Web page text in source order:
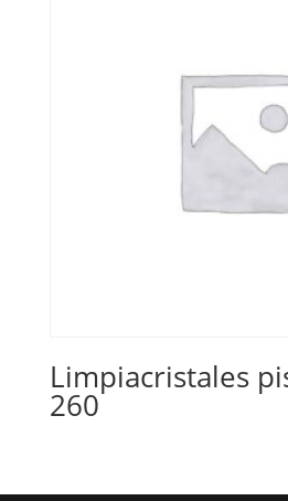
Limpiacristales
260